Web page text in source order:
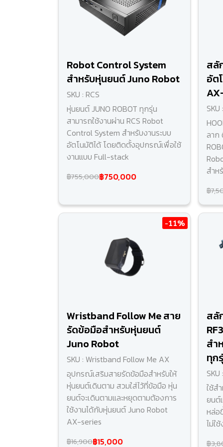
Robot Control System
สำหรับหุ่นยนต์ Juno Robot
SKU : RCS
หุ่นยนต์ JUNO ROBOT ทุกรุ่น
สามารถใช้งานผ่าน RCS Robot
Control System สำหรับงานระบบ
อัตโนมัติได้ โดยติดตั้งอุปกรณ์เพื่อใช้
งานแบบ Full-stack
฿755,000฿750,000
สลั
อัต
SKU
ลาก
สำห
฿
-11%
Wristband Follow Me สาย
รัดข้อมือสำหรับหุ่นยนต์
Juno Robot
SKU : Wristband Follow Me AX
อุปกรณ์เสริมสายรัดข้อมือสำหรับให้
หุ่นยนต์เดินตาม สวมใส่ไว้ที่ข้อมือ หุ่น
ยนต์จะเดินตามและหยุดตามต้องการ
ใช้งานได้กับหุ่นยนต์ Juno Robot
AX-series
฿16,900฿15,000
สลั
สำ
ทุก
SKU
ใช้ส
ยนต์
หล่อ
ไม่ใ
฿